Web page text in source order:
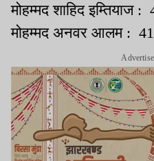
मोहम्मद शाहिद इम्तियाज :
मोहम्मद अनवर आलम :